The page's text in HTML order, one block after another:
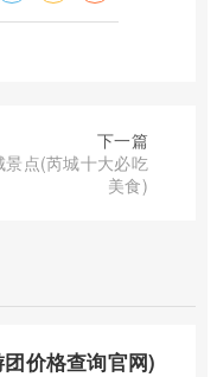
下一篇
景点(芮城十大必吃
美食)
价格查询官网)